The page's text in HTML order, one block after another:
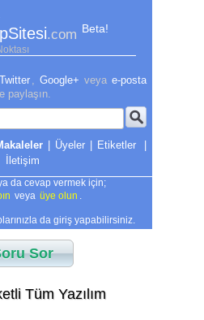
.com Beta!
Twitter Google+ veya e-posta
paylaşın.
| Üyeler | Etiketler
|
İletişim
da cevap vermek için;
veya üye olun
da giriş yapabilirsiniz.
Sor
Tüm Yazılım